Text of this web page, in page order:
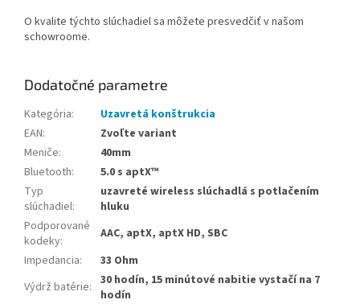
O kvalite týchto slúchadiel sa môžete presvedčiť v našom
schowroome.
Dodatočné parametre
Kategória:
Uzavretá konštrukcia
EAN:
Zvoľte variant
Meniče:
40mm
Bluetooth:
5.0 s aptX™
Typ
slúchadiel:
uzavreté wireless slúchadlá s potlačením
hluku
Podporované
kodeky:
AAC, aptX, aptX HD, SBC
Impedancia:
33 Ohm
Výdrž batérie: 30 hodín, 15 minútové nabitie vystačí na 7
hodín